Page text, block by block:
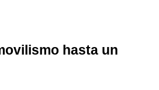
hasta un